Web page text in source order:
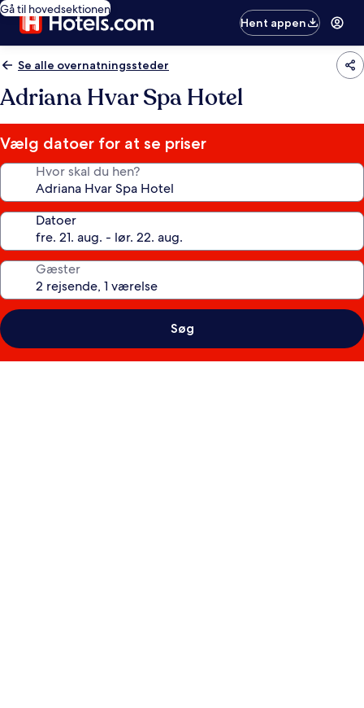
Gå til hovedsektionen
Hent appen
Se alle overnatningssteder
Adriana Hvar Spa Hotel
Vælg datoer for at se priser
Hvor skal du hen?
Datoer
Gæster
Søg